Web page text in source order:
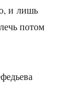
и лишь
потом